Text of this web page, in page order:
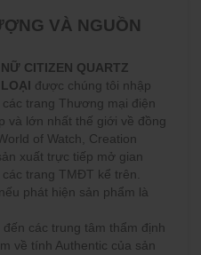
VÀ NGUỒN
CITIZEN QUARTZ
được chúng tôi nhập
trang Thương mại điện
và lớn nhất thế giới về đồng
of Watch, Creation
xuất trực tiếp mở gian
trang TMĐT kể trên.
phát hiện sản phẩm là
các trung tâm thẩm định
về tính Authentic của sản